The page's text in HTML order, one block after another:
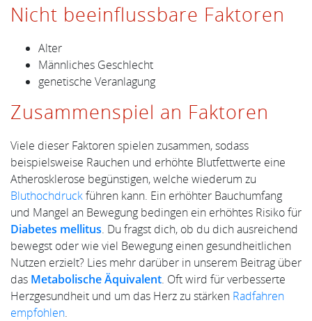
Nicht beeinflussbare Faktoren
Alter
Männliches Geschlecht
genetische Veranlagung
Zusammenspiel an Faktoren
Viele dieser Faktoren spielen zusammen, sodass
beispielsweise Rauchen und erhöhte Blutfettwerte eine
Atherosklerose begünstigen, welche wiederum zu
Bluthochdruckführen kann. Ein erhöhter Bauchumfang
und Mangel an Bewegung bedingen ein erhöhtes Risiko für
Diabetes mellitus. Du fragst dich, ob du dich ausreichend
bewegst oder wie viel Bewegung einen gesundheitlichen
Nutzen erzielt? Lies mehr darüber in unserem Beitrag über
das Metabolische Äquivalent. Oft wird für verbesserte
Herzgesundheit und um das Herz zu stärken Radfahren
empfohlen.